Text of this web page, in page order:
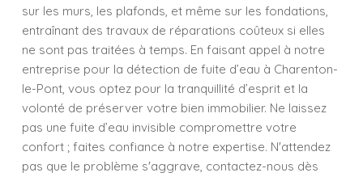
sur les murs, les plafonds, et même sur les fondations,
entraînant des travaux de réparations coûteux si elles
ne sont pas traitées à temps. En faisant appel à notre
entreprise pour la détection de fuite d’eau à Charenton-
le-Pont, vous optez pour la tranquillité d’esprit et la
volonté de préserver votre bien immobilier. Ne laissez
pas une fuite d’eau invisible compromettre votre
confort ; faites confiance à notre expertise. N'attendez
pas que le problème s'aggrave, contactez-nous dès